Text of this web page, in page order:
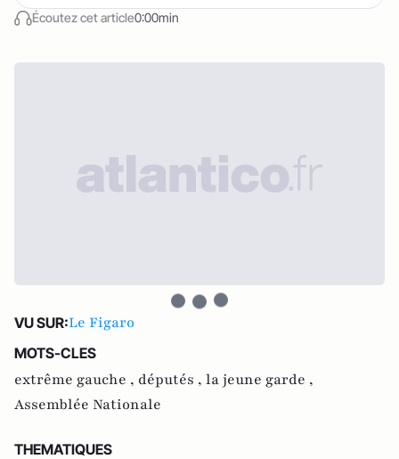
Écoutez cet article0:00min
VU SUR:Le Figaro
MOTS-CLES
extrême gauche , députés , la jeune garde ,
Assemblée Nationale
THEMATIQUES